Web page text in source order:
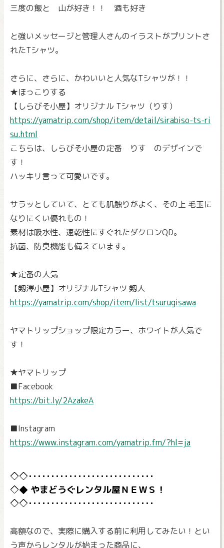
三度の飯と 山が好き！！ 酒も好き
と強いメッセージと管理人さんのイラストがプリントさ
れたTシャツ。
さらに、さらに、かわいいと人気なTシャツが！！
★ほっこりする
【しらびそ小屋】オリジナル Tシャツ（りす）
https://yamatrip.com/shop/item/detail/sirabiso-ts-ri
su.html
こちらは、しらびそ小屋の定番 りす のデザインで
す！
ハッキリ言って可愛いです。
サラッとしていて、とても肌触りがよく、その上 毛玉に
なりにくい優れもの！
素材は吸水性、速乾性にすぐれたダクロンQD。
抗菌、防臭機能も備えています。
★定番の人気
【剱澤小屋】オリジナルTシャツ 剱人
https://yamatrip.com/shop/item/list/tsurugisawa
ヤマトリップショップ限定カラー、ホワイトが人気で
す！
★ヤマトリップ
■Facebook
https://bit.ly/2AzakeA
■Instagram
https://www.instagram.com/yamatrip.fm/?hl=ja
やまどうぐレンタル屋ＮＥＷＳ！
高額なので、実際に購入する前に利用してみたい！とい
う声からレンタルが始まった商品に、